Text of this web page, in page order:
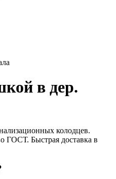
в дер.
колодцев.
ГОСТ. Быстрая доставка в